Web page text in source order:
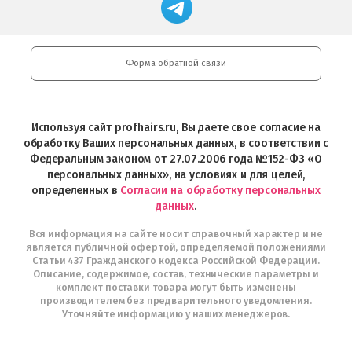
загрузить
Play
профессиональной
Professional
и
Интернет-
Telegram
Форма обратной связи
Используя сайт profhairs.ru, Вы даете свое согласие на
обработку Ваших персональных данных, в соответствии с
Федеральным законом от 27.07.2006 года №152-ФЗ «О
персональных данных», на условиях и для целей,
определенных в Согласии на обработку персональных
данных.
Вся информация на сайте носит справочный характер и не
является публичной офертой, определяемой положениями
Статьи 437 Гражданского кодекса Российской Федерации.
Описание, содержимое, состав, технические параметры и
комплект поставки товара могут быть изменены
производителем без предварительного уведомления.
Уточняйте информацию у наших менеджеров.